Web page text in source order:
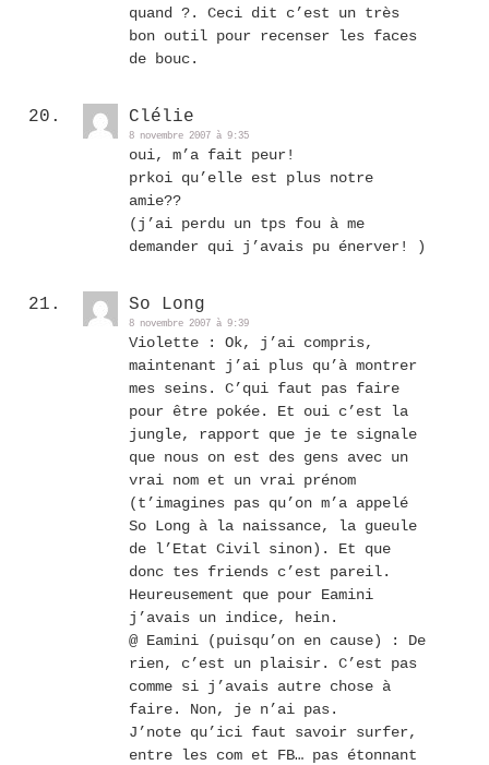
quand ?. Ceci dit c’est un très
bon outil pour recenser les faces
de bouc.
Clélie
8 novembre 2007 à 9:35
oui, m’a fait peur!
prkoi qu’elle est plus notre
amie??
(j’ai perdu un tps fou à me
demander qui j’avais pu énerver! )
So Long
8 novembre 2007 à 9:39
Violette : Ok, j’ai compris,
maintenant j’ai plus qu’à montrer
mes seins. C’qui faut pas faire
pour être pokée. Et oui c’est la
jungle, rapport que je te signale
que nous on est des gens avec un
vrai nom et un vrai prénom
(t’imagines pas qu’on m’a appelé
So Long à la naissance, la gueule
de l’Etat Civil sinon). Et que
donc tes friends c’est pareil.
Heureusement que pour Eamini
j’avais un indice, hein.
@ Eamini (puisqu’on en cause) : De
rien, c’est un plaisir. C’est pas
comme si j’avais autre chose à
faire. Non, je n’ai pas.
J’note qu’ici faut savoir surfer,
entre les com et FB… pas étonnant